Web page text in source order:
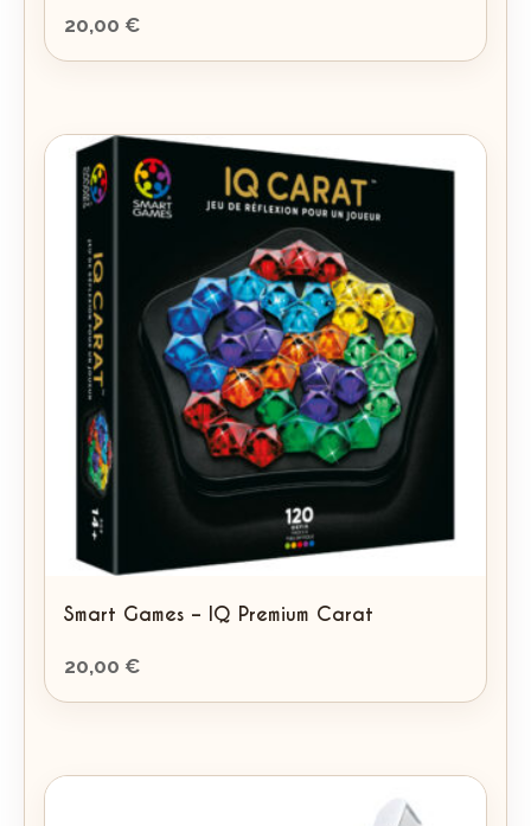
20,00 €
Smart Games – IQ Premium Carat
20,00 €